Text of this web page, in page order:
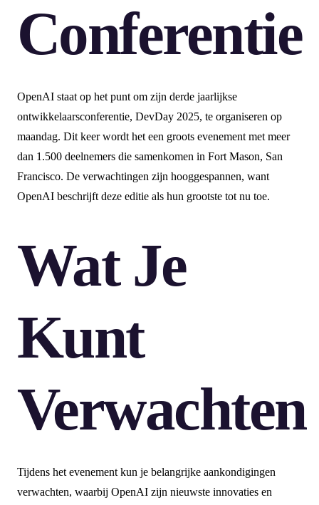
Conferentie
OpenAI staat op het punt om zijn derde jaarlijkse
ontwikkelaarsconferentie, DevDay 2025, te organiseren op
maandag. Dit keer wordt het een groots evenement met meer
dan 1.500 deelnemers die samenkomen in Fort Mason, San
Francisco. De verwachtingen zijn hooggespannen, want
OpenAI beschrijft deze editie als hun grootste tot nu toe.
Wat Je
Kunt
Verwachten
Tijdens het evenement kun je belangrijke aankondigingen
verwachten, waarbij OpenAI zijn nieuwste innovaties en